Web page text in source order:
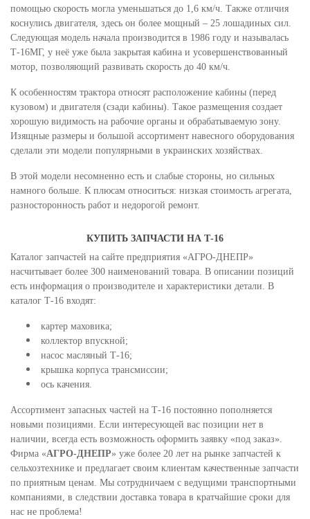
помощью скорость могла уменьшаться до 1,6 км/ч. Также отличия
коснулись двигателя, здесь он более мощный – 25 лошадиных сил.
Следующая модель начала производится в 1986 году и называлась
Т-16МГ, у неё уже была закрытая кабина и усовершенствованный
мотор, позволяющий развивать скорость до 40 км/ч.
К особенностям трактора относят расположение кабины (перед
кузовом) и двигателя (сзади кабины). Такое размещения создает
хорошую видимость на рабочие органы и обрабатываемую зону.
Изящные размеры и большой ассортимент навесного оборудования
сделали эти модели популярными в украинских хозяйствах.
В этой модели несомненно есть и слабые стороны, но сильных
намного больше. К плюсам относиться: низкая стоимость агрегата,
разносторонность работ и недорогой ремонт.
КУПИТЬ ЗАПЧАСТИ НА Т-16
Каталог запчастей на сайте предприятия «АГРО-ДНЕПР»
насчитывает более 300 наименований товара. В описании позиций
есть информация о производителе и характеристики детали. В
каталог Т-16 входят:
картер маховика;
коллектор впускной;
насос масляный Т-16;
крышка корпуса трансмиссии;
ось качения.
Ассортимент запасных частей на Т-16 постоянно пополняется
новыми позициями. Если интересующей вас позиции нет в
наличии, всегда есть возможность оформить заявку «под заказ».
Фирма «АГРО-ДНЕПР» уже более 20 лет на рынке запчастей к
сельхозтехнике и предлагает своим клиентам качественные запчасти
по приятным ценам. Мы сотрудничаем с ведущими транспортными
компаниями, в следствии доставка товара в кратчайшие сроки для
нас не проблема!